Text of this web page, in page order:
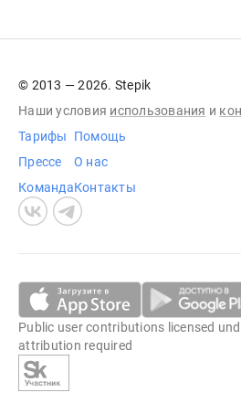
© 2013 — 2026. Stepik
Наши условия использования и
Тарифы
Прессе
Команда
Помощь
О нас
Контакты
Public user contributions licensed
attribution required